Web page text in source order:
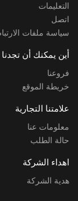
التعليمات
اتصل
سياسة ملفات
أين يمكنك أن تجدنا
فروعنا
خريطة الموقع
علامتنا التجارية
معلومات عنا
حالة الطلب
اهداء الشركة
هدية الشركة